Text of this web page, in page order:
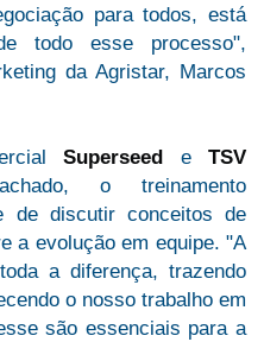
para todos, está
todo esse processo",
da Agristar, Marcos
Superseed e TSV
o treinamento
de discutir conceitos de
a evolução em equipe. "A
a diferença, trazendo
o nosso trabalho em
são essenciais para a